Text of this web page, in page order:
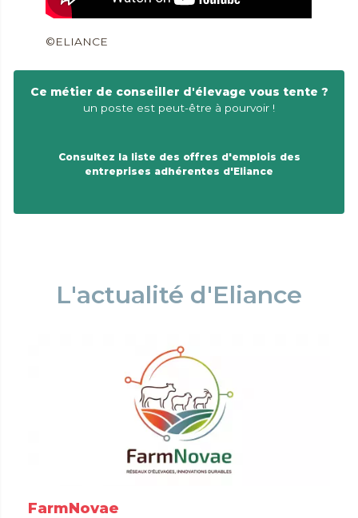
©ELIANCE
Ce métier de conseiller d'élevage vous tente ?
un poste est peut-être à pourvoir !
Consultez la liste des offres d'emplois des
entreprises adhérentes d'Eliance
L'actualité d'Eliance
FarmNovae